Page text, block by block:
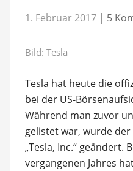
1. Februar 2017 | 5
Bild: Tesla
Tesla hat heute die
bei der US-
Während man zuvor
gelistet war, wurde
„Tesla, Inc.“ geändert.
vergangenen Jahres